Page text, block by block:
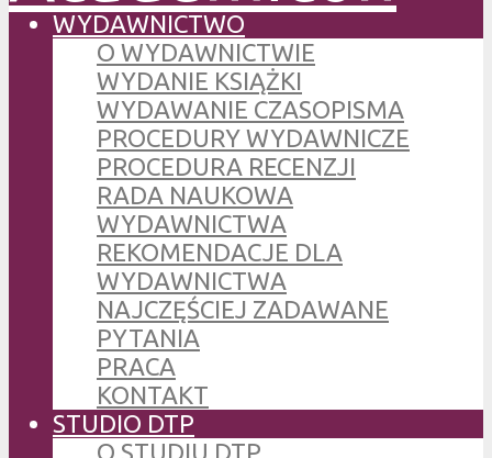
WYDAWNICTWO
O WYDAWNICTWIE
WYDANIE KSIĄŻKI
WYDAWANIE CZASOPISMA
PROCEDURY WYDAWNICZE
PROCEDURA RECENZJI
RADA NAUKOWA
WYDAWNICTWA
REKOMENDACJE DLA
WYDAWNICTWA
NAJCZĘŚCIEJ ZADAWANE
PYTANIA
PRACA
KONTAKT
STUDIO DTP
O STUDIU DTP